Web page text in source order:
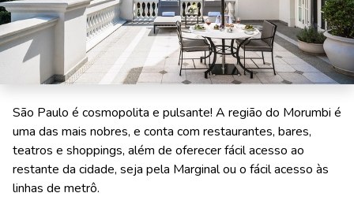
São Paulo é cosmopolita e pulsante! A região do Morumbi é
uma das mais nobres, e conta com restaurantes, bares,
teatros e shoppings, além de oferecer fácil acesso ao
restante da cidade, seja pela Marginal ou o fácil acesso às
linhas de metrô.